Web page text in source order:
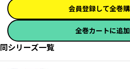
会員登録して全巻
全巻カートに追
同シリーズ一覧